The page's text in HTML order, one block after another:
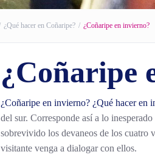
¿Qué hacer en Coñaripe? ¿Coñaripe en invierno?
¿Coñaripe
¿Coñaripe en invierno? ¿Qué hacer en
del sur. Corresponde así a lo
sobrevivido los devaneos de los cuatro
visitante venga a dialogar con ellos.